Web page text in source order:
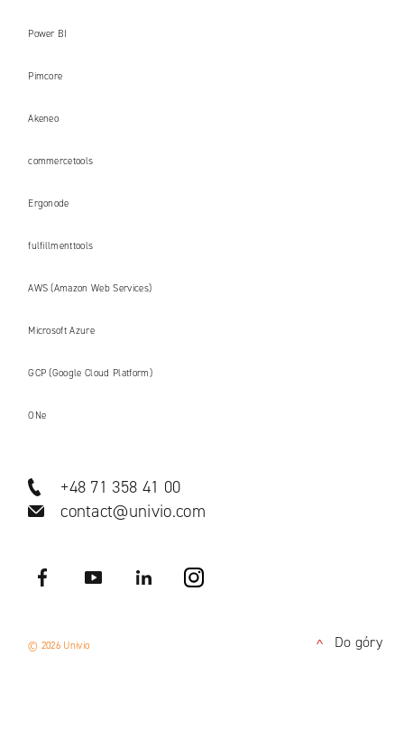
Power BI
Pimcore
Akeneo
commercetools
Ergonode
fulfillmenttools
AWS (Amazon Web Services)
Microsoft Azure
GCP (Google Cloud Platform)
ONe
+48 71 358 41 00
contact@univio.com
Facebook YouTube LinkedIN
© 2026 Univio <Do góry